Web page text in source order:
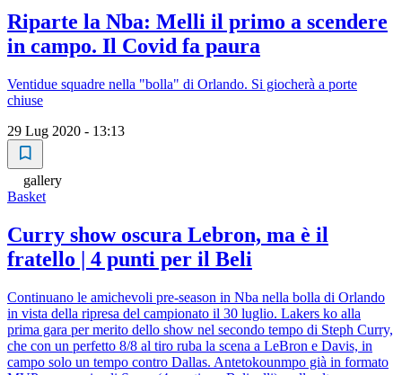
Riparte la Nba: Melli il primo a scendere
in campo. Il Covid fa paura
Ventidue squadre nella "bolla" di Orlando. Si giocherà a porte
chiuse
29 Lug 2020 - 13:13
gallery
Basket
Curry show oscura Lebron, ma è il
fratello | 4 punti per il Beli
Continuano le amichevoli pre-season in Nba nella bolla di Orlando
in vista della ripresa del campionato il 30 luglio. Lakers ko alla
prima gara per merito dello show nel secondo tempo di Steph Curry,
che con un perfetto 8/8 al tiro ruba la scena a LeBron e Davis, in
campo solo un tempo contro Dallas. Antetokounmpo già in formato